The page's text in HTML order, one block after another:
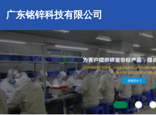
广东铭锌科技有限公司